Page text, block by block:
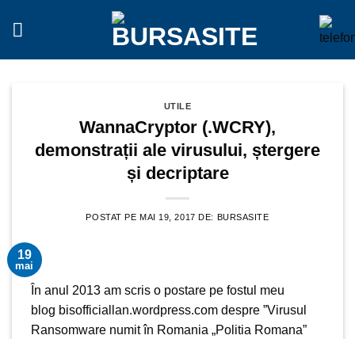
UTILE
WannaCryptor (.WCRY),
demonstrații ale virusului, ștergere
și decriptare
POSTAT PE MAI 19, 2017 DE: BURSASITE
19
mai
În anul 2013 am scris o postare pe fostul meu
blog bisofficiallan.wordpress.com despre ”Virusul
Ransomware numit în Romania „Politia Romana”